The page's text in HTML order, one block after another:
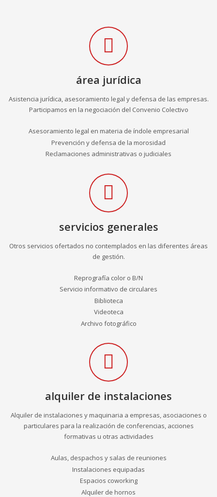
área jurídica
Asistencia jurídica, asesoramiento legal y defensa de las empresas.
Participamos en la negociación del Convenio Colectivo
Asesoramiento legal en materia de índole empresarial
Prevención y defensa de la morosidad
Reclamaciones administrativas o judiciales
servicios generales
Otros servicios ofertados no contemplados en las diferentes áreas
de gestión.
Reprografía color o B/N
Servicio informativo de circulares
Biblioteca
Videoteca
Archivo fotográfico
alquiler de instalaciones
Alquiler de instalaciones y maquinaria a empresas, asociaciones o
particulares para la realización de conferencias, acciones
formativas u otras actividades
Aulas, despachos y salas de reuniones
Instalaciones equipadas
Espacios coworking
Alquiler de hornos